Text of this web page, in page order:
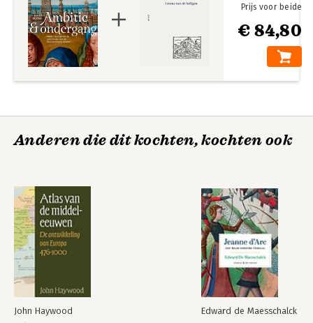
€ 84,80
Prijs voor beide
Anderen die dit kochten, kochten ook
John Haywood Edward de Maesschalck